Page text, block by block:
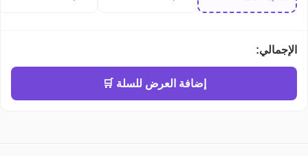
الإجمالي:
إضافة العرض للسلة 🛒